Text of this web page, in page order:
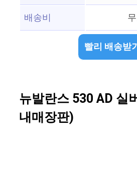
배송비
빨리 배송받
뉴발란스 530 AD 실
내매장판)